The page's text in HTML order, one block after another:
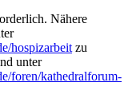
Nähere
hospizarbeit zu
unter
foren/kathedralforum-